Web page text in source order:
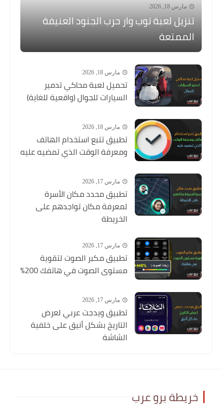
مارس 18, 2026
تنزيل لعبة توب وار حرب الجنود العنيفة
الممتعة
مارس 18, 2026
تحميل لعبة محاكي تدمير
السيارات للجوال (واقعية للغاية)
مارس 18, 2026
تطبيق تتبع استخدام الهاتف
ومعرفة الوقت الذي تمضيه عليه
مارس 17, 2026
تطبيق محدد مكان الأسرة
لمعرفة مكان تواجدهم على
الخريطة
مارس 17, 2026
تطبيق مكبر الصوت لتقوية
مستوى الصوت في هاتفك 200%
مارس 17, 2026
تطبيق ويدجت عربي لعرض
التاريخ بشكل أنيق على خلفية
الشاشة
خريطة برو عرب